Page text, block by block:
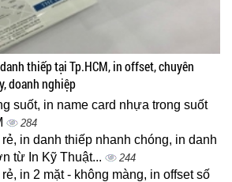
thiếp tại Tp.HCM, in offset, chuyên
doanh nghiệp
suốt, in name card nhựa trong suốt
284
rẻ, in danh thiếp nhanh chóng, in danh
từ In Kỹ Thuật...
244
in 2 mặt - không màng, in offset số